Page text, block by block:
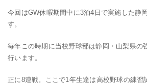
今回はGW休暇期間中に3泊4日で実施した静
す。
毎年この時期に当校野球部は静岡・山梨県の
行います。
正に8連戦。ここで1年生達は高校野球の練習